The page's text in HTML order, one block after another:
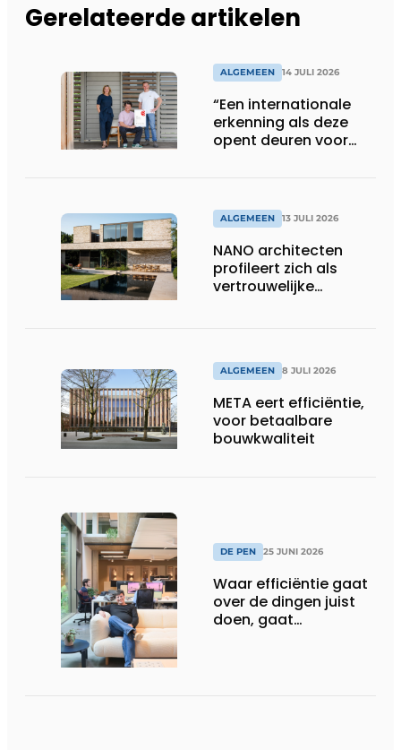
Gerelateerde artikelen
ALGEMEEN 14 JULI 2026
“Een internationale
erkenning als deze
opent deuren voor
ALGEMEEN 13 JULI 2026
NANO architecten
profileert zich als
vertrouwelijke
ALGEMEEN 8 JULI 2026
META eert efficiëntie,
voor betaalbare
bouwkwaliteit
DE PEN 25 JUNI 2026
Waar efficiëntie gaat
over de dingen juist
doen, gaat